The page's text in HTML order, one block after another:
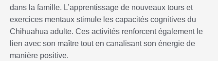
dans la famille. L’apprentissage de nouveaux tours et
exercices mentaux stimule les capacités cognitives du
Chihuahua adulte. Ces activités renforcent également le
lien avec son maître tout en canalisant son énergie de
manière positive.